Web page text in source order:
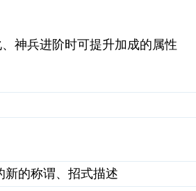
神兵进阶时可提升加成的属性
新的称谓、招式描述